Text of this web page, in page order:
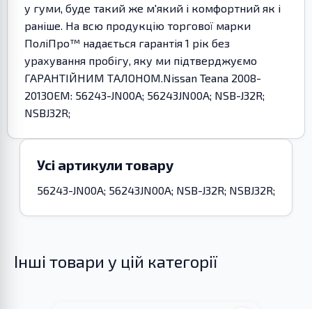
у гуми, буде такий же м'який і комфортний як і
раніше. На всю продукцію торгової марки
ПоліПро™ надається гарантія 1 рік без
урахування пробігу, яку ми підтверджуємо
ГАРАНТІЙНИМ ТАЛОНОМ.Nissan Teana 2008-
2013OEM: 56243-JN00A; 56243JN00A; NSB-J32R;
NSBJ32R;
Усі артикули товару
56243-JN00A; 56243JN00A; NSB-J32R; NSBJ32R;
Інші товари у цій категорії